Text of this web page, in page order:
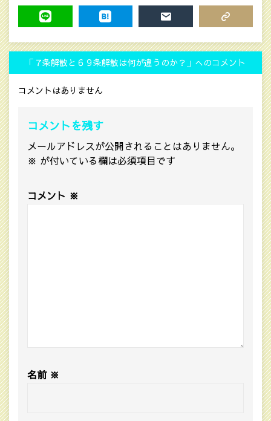
TWEET SHARE POCKET FEEDLY
「７条解散と６９条解散は何が違うのか？」へのコメント
コメントはありません
コメントを残す
メールアドレスが公開されることはありません。
※ が付いている欄は必須項目です
コメント ※
名前 ※